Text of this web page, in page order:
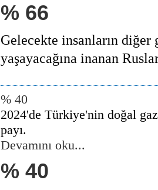
% 66
Gelecekte insanların diğer
yaşayacağına inanan
% 40
2024'de Türkiye'nin doğal
payı.
Devamını oku...
% 40